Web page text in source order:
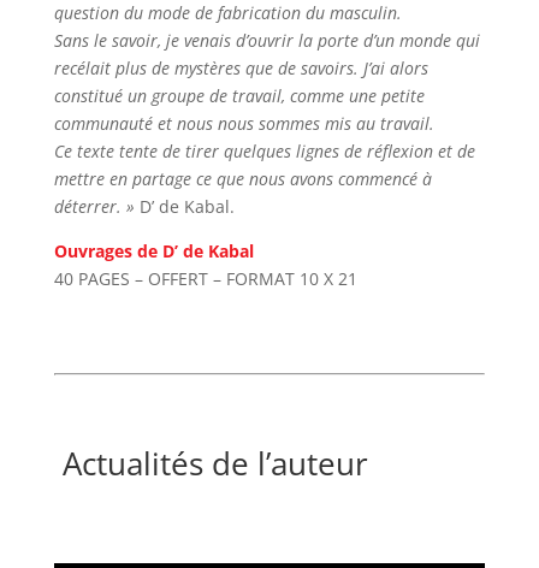
question du mode de fabrication du masculin.
Sans le savoir, je venais d’ouvrir la porte d’un monde qui
recélait plus de mystères que de savoirs. J’ai alors
constitué un groupe de travail, comme une petite
communauté et nous nous sommes mis au travail.
Ce texte tente de tirer quelques lignes de réflexion et de
mettre en partage ce que nous avons commencé à
déterrer. » D’ de Kabal.
Ouvrages de D’ de Kabal
40 PAGES – OFFERT – FORMAT 10 X 21
Actualités de l’auteur